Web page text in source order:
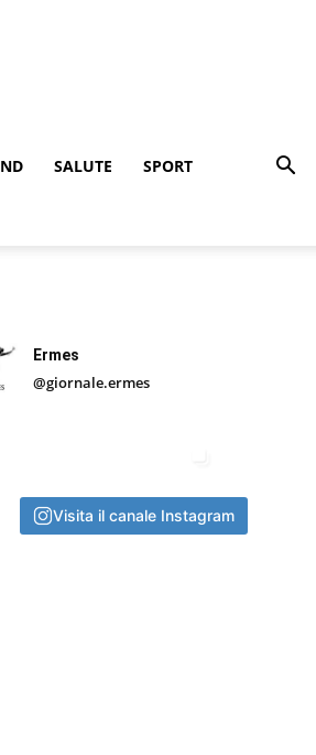
SALUTE SPORT
Ermes
@giornale.ermes
Visita il canale Instagram